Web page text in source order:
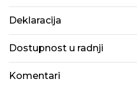
Deklaracija
Dostupnost u radnji
Komentari